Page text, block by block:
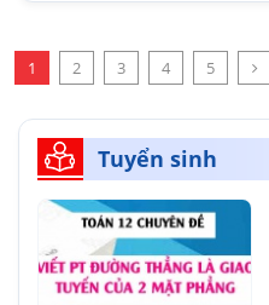
1 2 3 4 5
Tuyển sinh